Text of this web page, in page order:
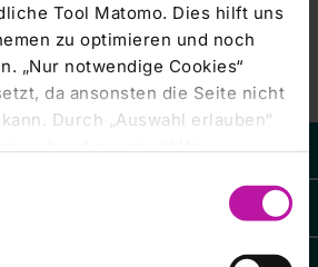
Tool Matomo. Dies hilft uns
zu optimieren und noch
„Nur notwendige Cookies“
da ansonsten die Seite nicht
Durch „Auswahl erlauben“
Cookies. Sie können
Ihre
Weitere Informationen
www.dpa-AFX.de